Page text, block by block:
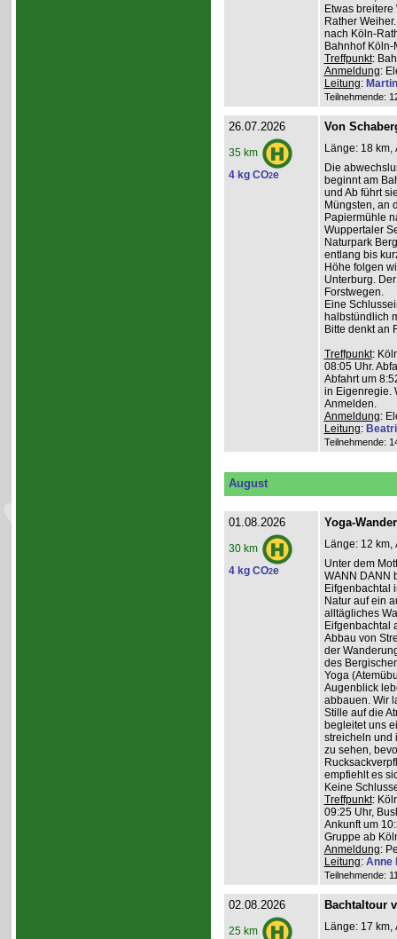
Etwas
Rather
nach Köln-
Bahnhof
Treffpunkt:
Anmeldung:
Leitung:
Teilnehmende:
26.07.2026
35 km
4 kg CO2e
Von
Länge: 18 km,
Die
beginnt am
und Ab führt
Müngsten, an
Papiermühle
Wuppertaler
Naturpark
entlang bis
Höhe folgen
Unterburg.
Forstwegen.
Eine
halbstündlich
Bitte denkt an
Treffpunkt:
08:05 Uhr.
Abfahrt um
in Eigenregie.
Anmelden.
Anmeldung:
Leitung:
Teilnehmende:
August
01.08.2026
30 km
4 kg CO2e
Yoga-
Länge: 12 km,
Unter dem
WANN DANN
Eifgenbachtal
Natur auf ein
alltägliches
Eifgenbachtal
Abbau von
der
des
Yoga
Augenblick
abbauen. Wir
Stille auf die
begleitet uns
streicheln und
zu sehen,
empfiehlt es
Keine
Treffpunkt:
09:25 Uhr,
Ankunft um
Gruppe ab
Anmeldung:
Leitung: Anne
Teilnehmende:
02.08.2026
25 km
Bachtaltour
Länge: 17 km,